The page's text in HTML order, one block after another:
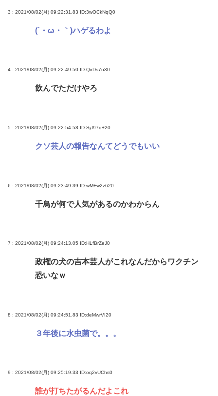
3 : 2021/08/02(月) 09:22:31.83 ID:3wOCkNqQ0
(´・ω・｀)ハゲるわよ
4 : 2021/08/02(月) 09:22:49.50 ID:QirDs7u30
飲んでただけやろ
5 : 2021/08/02(月) 09:22:54.58 ID:SjJ97q+20
クソ芸人の報告なんてどうでもいい
6 : 2021/08/02(月) 09:23:49.39 ID:wM+w2z620
千鳥が何で人気があるのかわからん
7 : 2021/08/02(月) 09:24:13.05 ID:HLfBrZeJ0
政権の犬の吉本芸人がこれなんだからワクチン
恐いなｗ
8 : 2021/08/02(月) 09:24:51.83 ID:deMwrVI20
３年後に水虫菌で。。。
9 : 2021/08/02(月) 09:25:19.33 ID:oq2vUChs0
誰が打ちたがるんだよこれ